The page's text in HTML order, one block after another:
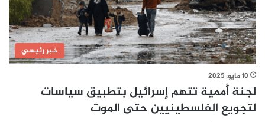
خبر رئيسي
10 مايو، 2025
لجنة أممية تتهم إسرائيل بتطبيق سياسات
لتجويع الفلسطينيين حتى الموت